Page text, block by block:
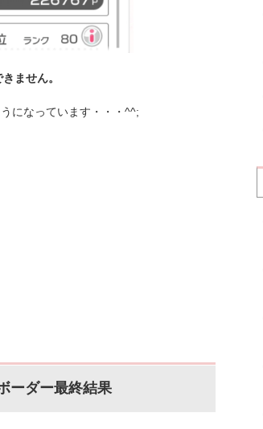
ません。
になっています・・・^^;
ーダー最終結果